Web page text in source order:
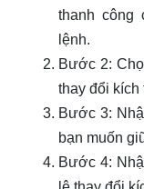
thanh công
lệnh.
Bước 2:
thay đổi kích
Bước 3:
bạn muốn
Bước 4: